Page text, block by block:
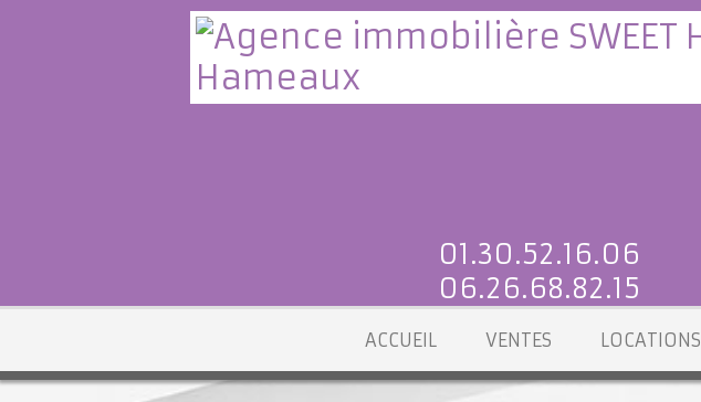
01.30.52.16.06
06.26.68.82.15
ACCUEIL VENTES LOCATIONS